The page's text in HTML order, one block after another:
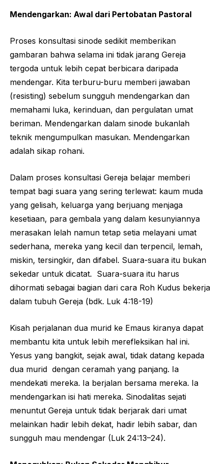
Mendengarkan: Awal dari Pertobatan Pastoral
Proses konsultasi sinode sedikit memberikan
gambaran bahwa selama ini tidak jarang Gereja
tergoda untuk lebih cepat berbicara daripada
mendengar. Kita terburu-buru memberi jawaban
(resisting) sebelum sungguh mendengarkan dan
memahami luka, kerinduan, dan pergulatan umat
beriman. Mendengarkan dalam sinode bukanlah
teknik mengumpulkan masukan. Mendengarkan
adalah sikap rohani.
Dalam proses konsultasi Gereja belajar memberi
tempat bagi suara yang sering terlewat: kaum muda
yang gelisah, keluarga yang berjuang menjaga
kesetiaan, para gembala yang dalam kesunyiannya
merasakan lelah namun tetap setia melayani umat
sederhana, mereka yang kecil dan terpencil, lemah,
miskin, tersingkir, dan difabel. Suara-suara itu bukan
sekedar untuk dicatat. Suara-suara itu harus
dihormati sebagai bagian dari cara Roh Kudus bekerja
dalam tubuh Gereja (bdk. Luk 4:18-19)
Kisah perjalanan dua murid ke Emaus kiranya dapat
membantu kita untuk lebih merefleksikan hal ini.
Yesus yang bangkit, sejak awal, tidak datang kepada
dua murid dengan ceramah yang panjang. Ia
mendekati mereka. Ia berjalan bersama mereka. Ia
mendengarkan isi hati mereka. Sinodalitas sejati
menuntut Gereja untuk tidak berjarak dari umat
melainkan hadir lebih dekat, hadir lebih sabar, dan
sungguh mau mendengar (Luk 24:13–24).